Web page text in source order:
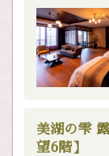
美湖の雫
望6階】